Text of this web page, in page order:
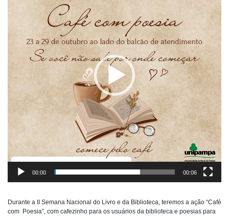
00:00 00:06
Durante a II Semana Nacional do Livro e da Biblioteca, teremos a ação “Café
com Poesia”, com cafezinho para os usuários da biblioteca e poesias para